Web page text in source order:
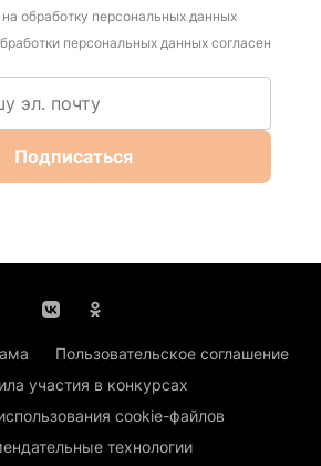
обработку персональных данных
персональных данных согласен
Подписаться
Пользовательское соглашение
участия в конкурсах
cookie-файлов
технологии